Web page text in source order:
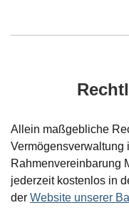
Allein maßgebliche
Vermögensverwaltung
Rahmenvereinbarung
jederzeit kostenlos in
der Website unserer